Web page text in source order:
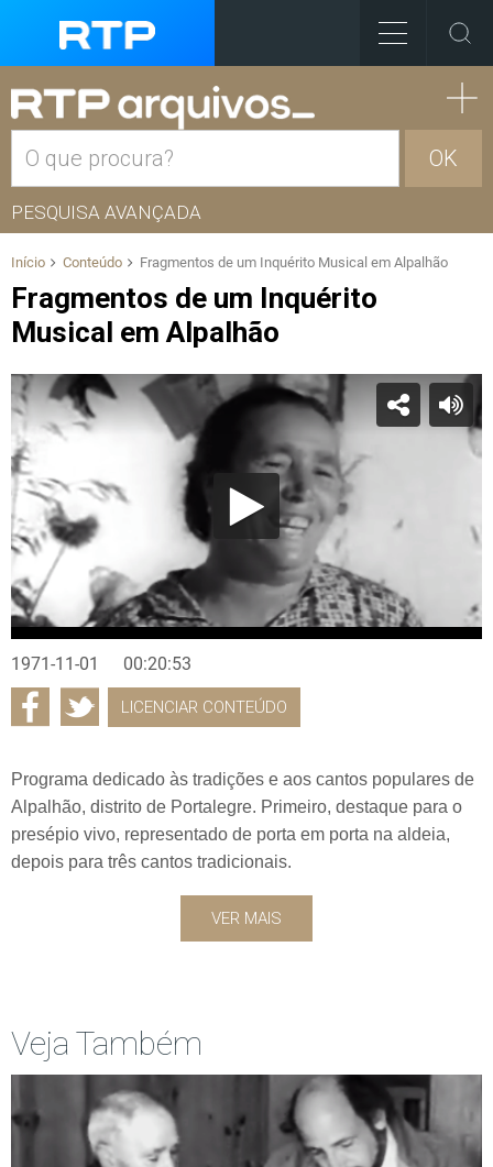
OK
PESQUISA AVANÇADA
Início Conteúdo Fragmentos de um Inquérito Musical em Alpalhão
Fragmentos de um Inquérito
Musical em Alpalhão
1971-11-01 00:20:53
LICENCIAR CONTEÚDO
Programa dedicado às tradições e aos cantos populares de
Alpalhão, distrito de Portalegre. Primeiro, destaque para o
presépio vivo, representado de porta em porta na aldeia,
depois para três cantos tradicionais.
VER MAIS
Veja Também